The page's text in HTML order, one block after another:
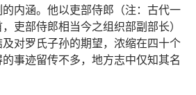
内涵。他以吏部侍郎（注：古代一
吏部侍郎相当今之组织部副部长）
对罗氏子孙的期望，浓缩在四十个
事迹留传不多，地方志中仅知其名